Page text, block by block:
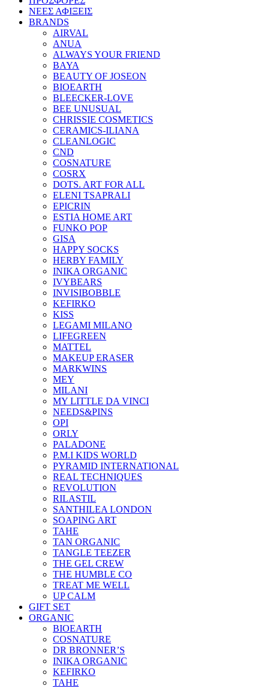
ΝΕΕΣ ΑΦΙΞΕΙΣ
BRANDS
AIRVAL
ANUA
ALWAYS YOUR FRIEND
BAYA
BEAUTY OF JOSEON
BIOEARTH
BLEECKER-LOVE
BEE UNUSUAL
CHRISSIE COSMETICS
CERAMICS-ILIANA
CLEANLOGIC
CND
COSNATURE
COSRX
DOTS. ART FOR ALL
ELENI TSAPRALI
EPICRIN
ESTIA HOME ART
FUNKO POP
GISA
HAPPY SOCKS
HERBY FAMILY
INIKA ORGANIC
IVYBEARS
INVISIBOBBLE
KEFIRKO
KISS
LEGAMI MILANO
LIFEGREEN
MATTEL
MAKEUP ERASER
MARKWINS
MEY
MILANI
MY LITTLE DA VINCI
NEEDS&PINS
OPI
ORLY
PALADONE
P.M.I KIDS WORLD
PYRAMID INTERNATIONAL
REAL TECHNIQUES
REVOLUTION
RILASTIL
SANTHILEA LONDON
SOAPING ART
TAHE
TAN ORGANIC
TANGLE TEEZER
THE GEL CREW
THE HUMBLE CO
TREAT ME WELL
UP CALM
GIFT SET
ORGANIC
BIOEARTH
COSNATURE
DR BRONNER’S
INIKA ORGANIC
KEFIRKO
TAHE